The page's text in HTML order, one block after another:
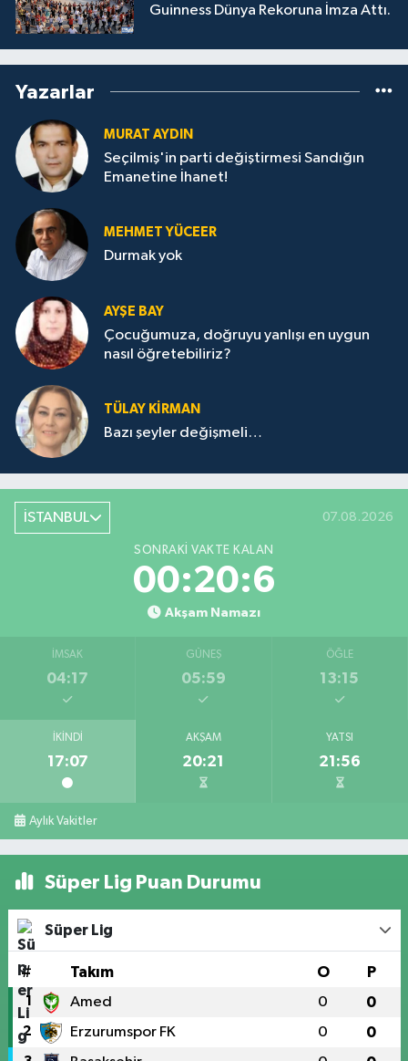
Guinness Dünya Rekoruna İmza Attı.
Yazarlar
MURAT AYDIN
Seçilmiş'in parti değiştirmesi Sandığın
Emanetine İhanet!
MEHMET YÜCEER
Durmak yok
AYŞE BAY
Çocuğumuza, doğruyu yanlışı en uygun
nasıl öğretebiliriz?
TÜLAY KİRMAN
Bazı şeyler değişmeli…
İSTANBUL 07.08.2026
SONRAKI VAKTE KALAN
00:20:6
Akşam Namazı
İMSAK
04:17
GÜNEŞ
05:59
ÖĞLE
13:15
İKINDI
17:07
AKŞAM
20:21
YATSI
21:56
Aylık Vakitler
Süper Lig Puan Durumu
Süper Lig
# Takım O P
1 Amed 0 0
2 Erzurumspor FK 0 0